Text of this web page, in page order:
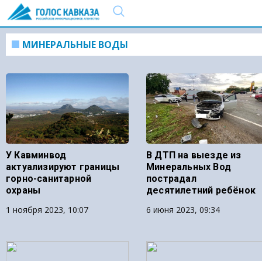
МИНЕРАЛЬНЫЕ ВОДЫ
У Кавминвод
актуализируют границы
горно-санитарной
охраны
1 ноября 2023, 10:07
В ДТП на выезде из
Минеральных Вод
пострадал
десятилетний ребёнок
6 июня 2023, 09:34